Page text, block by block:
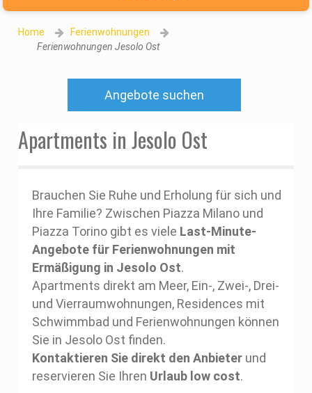
Home
Ferienwohnungen
Ferienwohnungen Jesolo Ost
Angebote suchen
Apartments in Jesolo Ost
Brauchen Sie Ruhe und Erholung für sich und
Ihre Familie? Zwischen Piazza Milano und
Piazza Torino gibt es viele Last-Minute-
Angebote für Ferienwohnungen mit
Ermäßigung in Jesolo Ost.
Apartments direkt am Meer, Ein-, Zwei-, Drei-
und Vierraumwohnungen, Residences mit
Schwimmbad und Ferienwohnungen können
Sie in Jesolo Ost finden.
Kontaktieren Sie direkt den Anbieter und
reservieren Sie Ihren Urlaub low cost.